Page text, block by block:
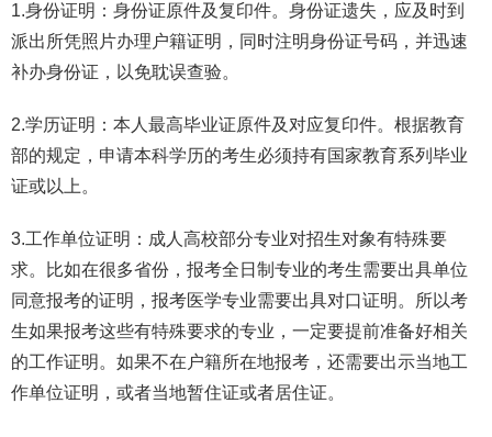
1.身份证明：身份证原件及复印件。身份证遗失，应及时到
派出所凭照片办理户籍证明，同时注明身份证号码，并迅速
补办身份证，以免耽误查验。
2.学历证明：本人最高毕业证原件及对应复印件。根据教育
部的规定，申请本科学历的考生必须持有国家教育系列毕业
证或以上。
3.工作单位证明：成人高校部分专业对招生对象有特殊要
求。比如在很多省份，报考全日制专业的考生需要出具单位
同意报考的证明，报考医学专业需要出具对口证明。所以考
生如果报考这些有特殊要求的专业，一定要提前准备好相关
的工作证明。如果不在户籍所在地报考，还需要出示当地工
作单位证明，或者当地暂住证或者居住证。